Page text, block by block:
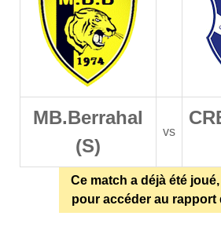
MB.Berrahal
(S)
vs
Ce match a déjà été
pour accéder au rapport